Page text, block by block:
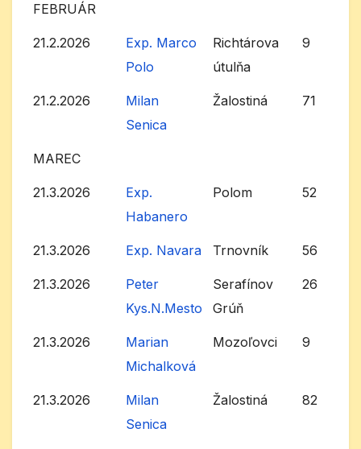
FEBRUÁR
21.2.2026
Exp. Marco
Polo
Richtárova
útulňa
9
21.2.2026
Milan
Senica
Žalostiná 71
MAREC
21.3.2026
Exp.
Habanero
Polom 52
21.3.2026 Exp. Navara Trnovník 56
21.3.2026
Peter
Kys.N.Mesto
Serafínov
Grúň
26
21.3.2026
Marian
Michalková
Mozoľovci 9
21.3.2026
Milan
Senica
Žalostiná 82